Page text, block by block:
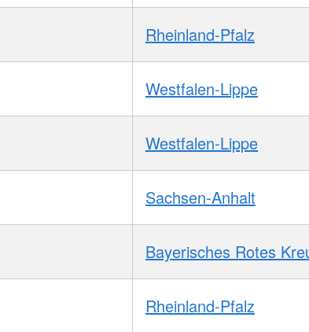
Rheinland-Pfalz
Westfalen-Lippe
Westfalen-Lippe
Sachsen-Anhalt
Bayerisches Rotes
Rheinland-Pfalz